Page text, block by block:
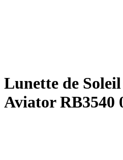
Lunette de
Aviator RB3540